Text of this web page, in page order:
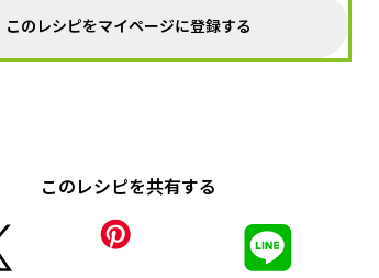
このレシピをマイページに登録する
このレシピを共有する